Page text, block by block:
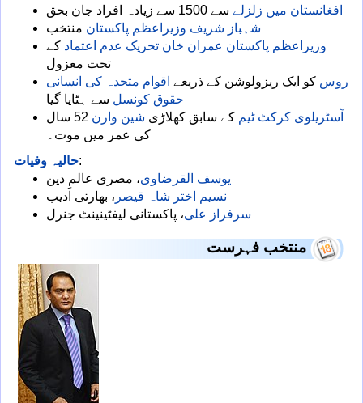
افغانستان میں زلزلے سے 1500 سے زیادہ افراد جان بحق
شہباز شریف وزیراعظم پاکستان منتخب
وزیراعظم پاکستان عمران خان تحریک عدم اعتماد کے
تحت معزول
روس کو ایک ریزولوشن کے ذریعے اقوام متحدہ کی انسانی
حقوق کونسل سے ہٹایا گیا
آسٹریلوی کرکٹ ٹیم کے سابق کھلاڑی شین وارن
52 سال
کی عمر میں موت۔
حالیہ وفیات:
یوسف القرضاوی، مصری عالمِ دین
نسیم اختر شاہ قیصر ، بھارتی ادیب
سرفراز علی، پاکستانی لیفٹینینٹ جنرل
منتخب فہرست